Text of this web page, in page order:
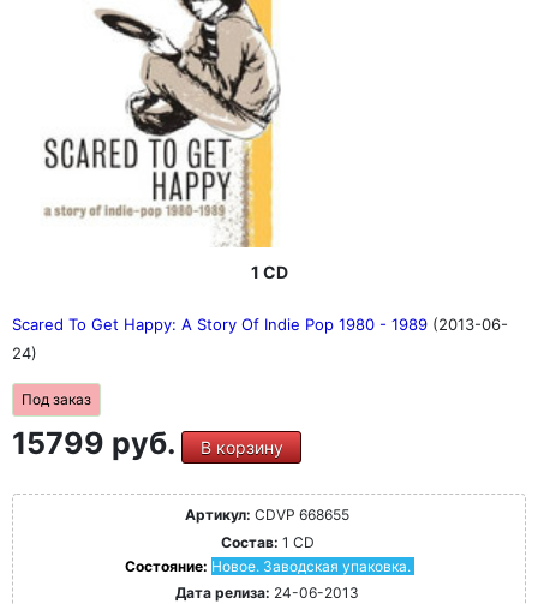
1 CD
Scared To Get Happy: A Story Of Indie Pop 1980 - 1989 (2013-06-
24)
Под заказ
15799 руб. В корзину
Артикул: CDVP 668655
Состав: 1 CD
Состояние: Новое. Заводская упаковка.
Дата релиза: 24-06-2013